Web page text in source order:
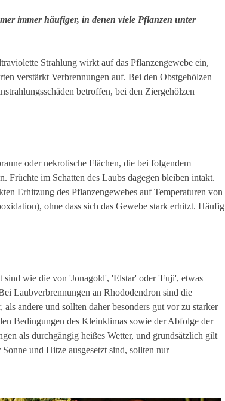
immer häufiger, in denen viele Pflanzen unter
Strahlung wirkt auf das Pflanzengewebe ein,
verstärkt Verbrennungen auf. Bei den Obstgehölzen
betroffen, bei den Ziergehölzen
oder nekrotische Flächen, die bei folgendem
im Schatten des Laubs dagegen bleiben intakt.
Erhitzung des Pflanzengewebes auf Temperaturen von
ohne dass sich das Gewebe stark erhitzt. Häufig
wie die von 'Jonagold', 'Elstar' oder 'Fuji', etwas
Laubverbrennungen an Rhododendron sind die
andere und sollten daher besonders gut vor zu starker
Bedingungen des Kleinklimas sowie der Abfolge der
als durchgängig heißes Wetter, und grundsätzlich gilt
und Hitze ausgesetzt sind, sollten nur